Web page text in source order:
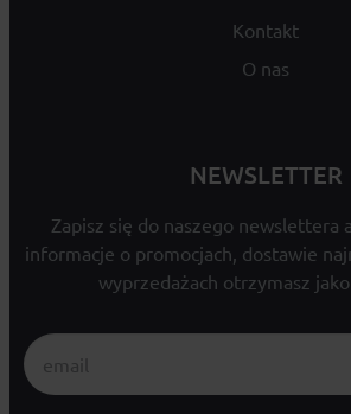
Kontakt
O nas
NEWSLETTER
Zapisz się do naszego newslettera
informacje o promocjach, dostawie
wyprzedażach otrzymasz